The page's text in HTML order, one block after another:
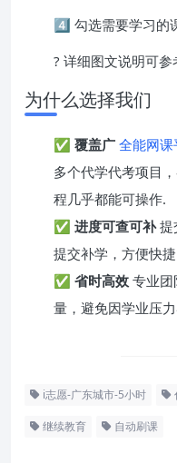
4️⃣ 勾选需要学习的
? 详细图文说明可参
为什么选择我们
✅ 覆盖广 全能网课
多个代学代考项目
程几乎都能可操作.
✅ 进度可查可补提
提交补学，方便快
✅ 省时高效 专业
量，避免因学业压力
i志愿-广东城市-5小时
继续教育 自动刷课